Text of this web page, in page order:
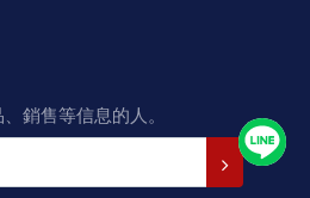
銷售等信息的人。